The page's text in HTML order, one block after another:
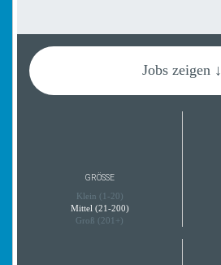
Jobs zeigen ↓
GRÖSSE
Klein (1-20)
Mittel (21-200)
Groß (201+)